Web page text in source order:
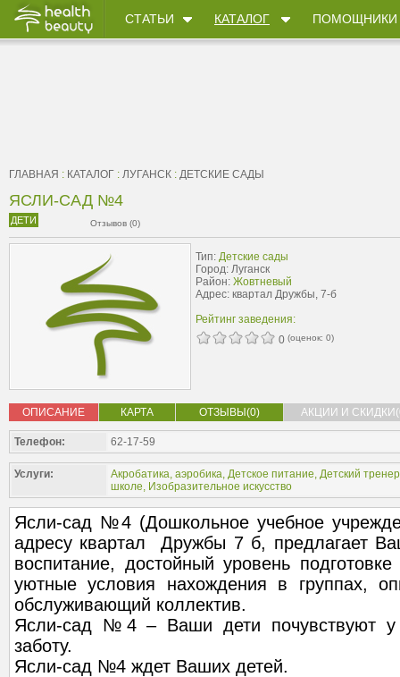
СТАТЬИ КАТАЛОГ ПОМОЩНИКИ
ГЛАВНАЯ : КАТАЛОГ : ЛУГАНСК : ДЕТСКИЕ САДЫ
ЯСЛИ-САД №4
ДЕТИ Отзывов (0)
Тип: Детские сады
Город: Луганск
Район: Жовтневый
Адрес: квартал Дружбы, 7-б
Рейтинг заведения:
0 (оценок: 0)
ОПИСАНИЕ КАРТА ОТЗЫВЫ(0) АКЦИИ И
Телефон: 62-17-59
Услуги: Акробатика, аэробика, Детское питание, Детский тренер
школе, Изобразительное искусство
Ясли-сад №4 (Дошкольное учебное
адресу квартал Дружбы 7 б, предлагает
воспитание, достойный уровень
уютные условия нахождения в группах,
обслуживающий коллектив.
Ясли-сад №4 – Ваши дети почувствуют
заботу.
Ясли-сад №4 ждет Ваших детей.